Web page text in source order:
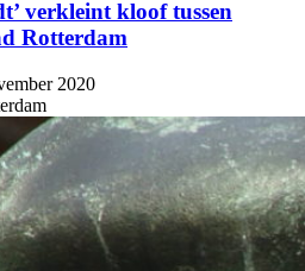
verkleint kloof tussen
Rotterdam
2020